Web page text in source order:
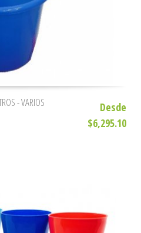
- VARIOS
Desde
$6,295.10